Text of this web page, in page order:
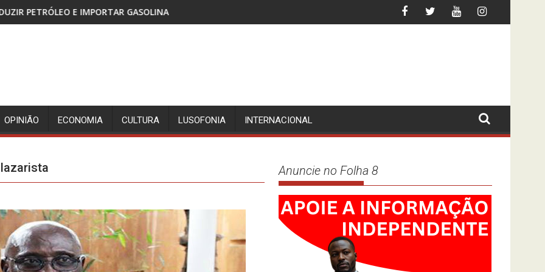
GASOLINA CABINDA, TERRITÓRIO SEM PAZ E A FLEC-FAC LÁ ESTÁ… DE PÉLEI CONTRA AS “FAKE NEWS”? MPLA
OPINIÃO ECONOMIA CULTURA LUSOFONIA INTERNACIONAL
Anuncie no Folha 8